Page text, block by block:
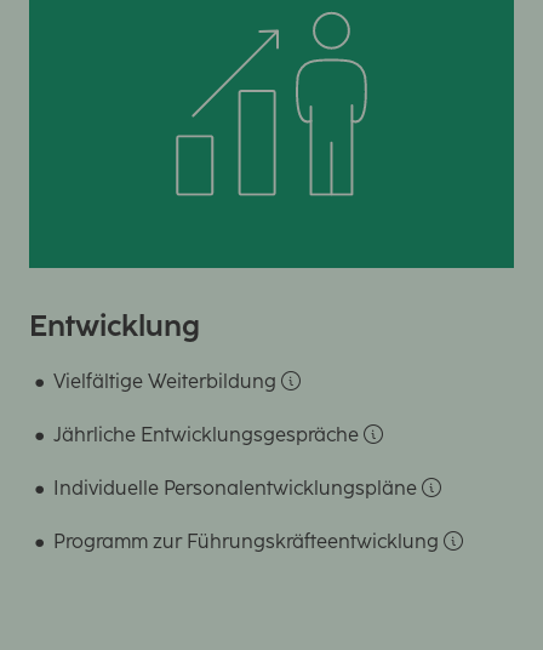
Entwicklung
Vielfältige Weiterbildung
Jährliche Entwicklungsgespräche
Individuelle Personalentwicklungspläne
Programm zur Führungskräfteentwicklung